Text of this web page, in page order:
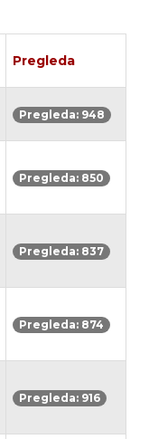
Pregleda
Pregleda: 948
Pregleda: 850
Pregleda: 837
Pregleda: 874
Pregleda: 916